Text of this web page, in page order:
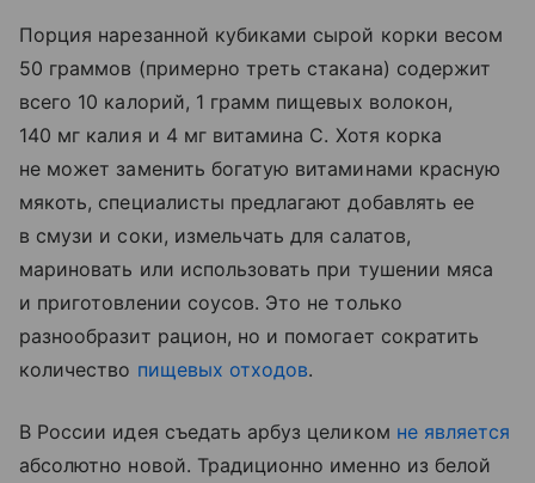
Порция нарезанной кубиками сырой корки весом
50 граммов (примерно треть стакана) содержит
всего 10 калорий, 1 грамм пищевых волокон,
140 мг калия и 4 мг витамина С. Хотя корка
не может заменить богатую витаминами красную
мякоть, специалисты предлагают добавлять ее
в смузи и соки, измельчать для салатов,
мариновать или использовать при тушении мяса
и приготовлении соусов. Это не только
разнообразит рацион, но и помогает сократить
количество пищевых отходов.
В России идея съедать арбуз целиком не является
абсолютно новой. Традиционно именно из белой